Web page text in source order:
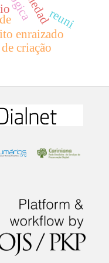
enraizado
criação
reuni